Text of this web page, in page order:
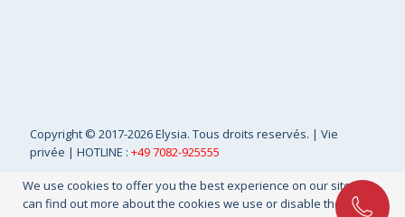
Copyright © 2017-2026 Elysia. Tous droits reservés. |Vie
privée | HOTLINE :+49 7082-925555
We use cookies to offer you the best experience on our site. You
can find out more about the cookies we use or disable them in